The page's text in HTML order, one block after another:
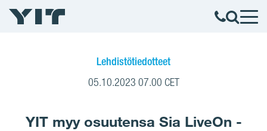
Lehdistötiedotteet
05.10.2023 07.00 CET
YIT myy osuutensa Sia LiveOn -